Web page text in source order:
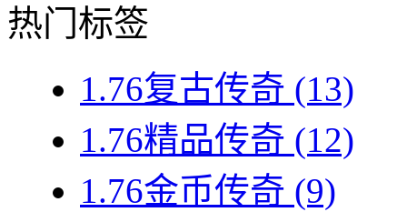
热门标签
1.76复古传奇 (13)
1.76精品传奇 (12)
1.76金币传奇 (9)